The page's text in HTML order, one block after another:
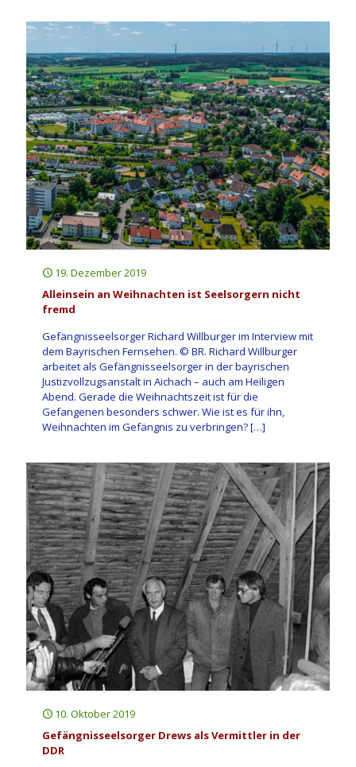
19. Dezember 2019
Alleinsein an Weihnachten ist Seelsorgern nicht
fremd
Gefängnisseelsorger Richard Willburger im Interview mit
dem Bayrischen Fernsehen. © BR. Richard Willburger
arbeitet als Gefängnisseelsorger in der bayrischen
Justizvollzugsanstalt in Aichach – auch am Heiligen
Abend. Gerade die Weihnachtszeit ist für die
Gefangenen besonders schwer. Wie ist es für ihn,
Weihnachten im Gefängnis zu verbringen?[…]
10. Oktober 2019
Gefängnisseelsorger Drews als Vermittler in der
DDR